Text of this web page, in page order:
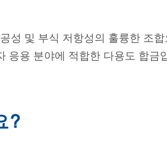
성 및 부식 저항성의 훌륭한 조
응용 분야에 적합한 다용도 합금
?